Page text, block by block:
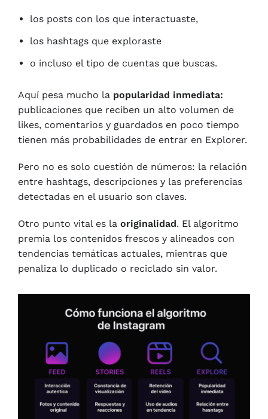
los posts con los que interactuaste,
los hashtags que exploraste
o incluso el tipo de cuentas que buscas.
Aquí pesa mucho la popularidad inmediata:
publicaciones que reciben un alto volumen de
likes, comentarios y guardados en poco tiempo
tienen más probabilidades de entrar en Explorer.
Pero no es solo cuestión de números: la relación
entre hashtags, descripciones y las preferencias
detectadas en el usuario son claves.
Otro punto vital es la originalidad. El algoritmo
premia los contenidos frescos y alineados con
tendencias temáticas actuales, mientras que
penaliza lo duplicado o reciclado sin valor.